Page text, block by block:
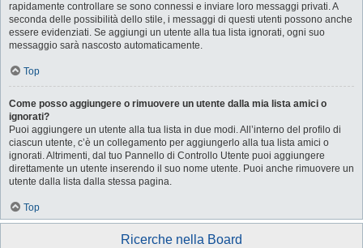
rapidamente controllare se sono connessi e inviare loro messaggi privati. A
seconda delle possibilità dello stile, i messaggi di questi utenti possono anche
essere evidenziati. Se aggiungi un utente alla tua lista ignorati, ogni suo
messaggio sarà nascosto automaticamente.
Top
Come posso aggiungere o rimuovere un utente dalla mia lista amici o
ignorati?
Puoi aggiungere un utente alla tua lista in due modi. All’interno del profilo di
ciascun utente, c’è un collegamento per aggiungerlo alla tua lista amici o
ignorati. Altrimenti, dal tuo Pannello di Controllo Utente puoi aggiungere
direttamente un utente inserendo il suo nome utente. Puoi anche rimuovere un
utente dalla lista dalla stessa pagina.
Top
Ricerche nella Board